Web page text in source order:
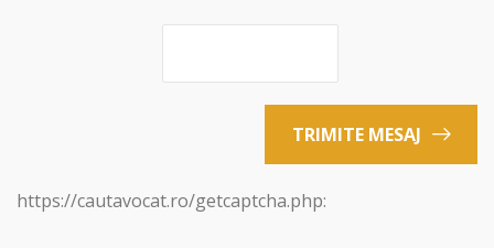
TRIMITE MESAJ
https://cautavocat.ro/getcaptcha.php: